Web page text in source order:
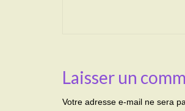
Laisser un
Votre adresse e-mail ne sera